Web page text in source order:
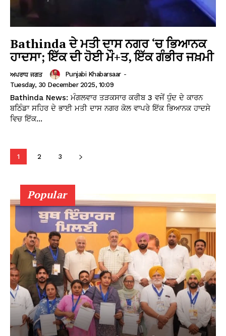
Bathinda ਦੇ ਮਤੀ ਦਾਸ ਨਗਰ ‘ਚ ਭਿਆਨਕ
ਹਾਦਸਾ; ਇੱਕ ਦੀ ਹੋਈ ਮੌ+ਤ, ਇੱਕ ਗੰਭੀਰ ਜਖ਼ਮੀ
ਅਪਰਾਧ ਜਗਤ Punjabi Khabarsaar -
Tuesday, 30 December 2025, 10:09
Bathinda News: ਮੰਗਲਵਾਰ ਤੜਕਸਾਰ ਕਰੀਬ 3 ਵਜੇਂ ਧੁੰਦ ਦੇ ਕਾਰਨ
ਬਠਿੰਡਾ ਸਹਿਰ ਦੇ ਭਾਈ ਮਤੀ ਦਾਸ ਨਗਰ ਕੋਲ ਵਾਪਰੇ ਇੱਕ ਭਿਆਨਕ ਹਾਦਸੇ
ਵਿਚ ਇੱਕ...
1 2 3
Popular